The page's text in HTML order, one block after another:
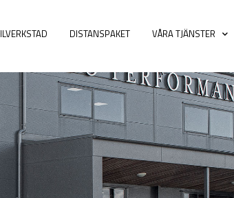
DISTANSPAKET VÅRA TJÄNSTER